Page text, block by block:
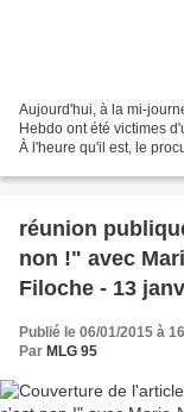
Aujourd'hui, à la mi-
Hebdo ont été victimes
À l'heure qu'il est, le
réunion
non !" avec
Filoche - 13
Publié le 06/01/2015 à
Par MLG 95